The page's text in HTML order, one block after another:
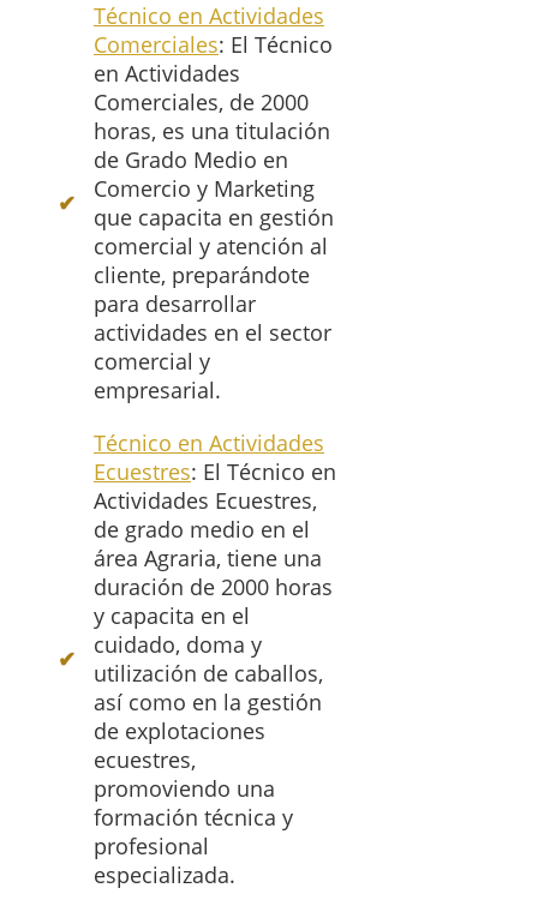
Técnico en Actividades
Comerciales: El Técnico
en Actividades
Comerciales, de 2000
horas, es una titulación
de Grado Medio en
Comercio y Marketing
que capacita en gestión
comercial y atención al
cliente, preparándote
para desarrollar
actividades en el sector
comercial y
empresarial.
Técnico en Actividades
Ecuestres: El Técnico en
Actividades Ecuestres,
de grado medio en el
área Agraria, tiene una
duración de 2000 horas
y capacita en el
cuidado, doma y
utilización de caballos,
así como en la gestión
de explotaciones
ecuestres,
promoviendo una
formación técnica y
profesional
especializada.